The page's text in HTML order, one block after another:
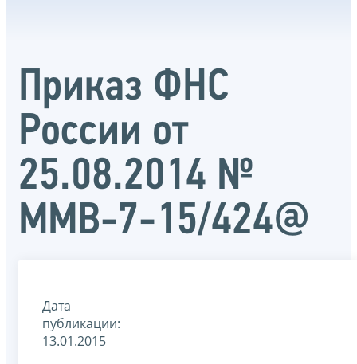
Приказ ФНС
России от
25.08.2014 №
ММВ-7-15/424@
Дата
публикации:
13.01.2015